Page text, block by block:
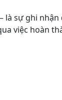
– là sự ghi
hoàn